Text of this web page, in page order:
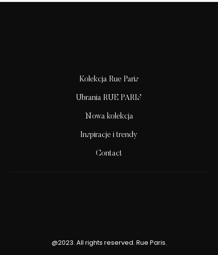
Kolekcja Rue Paris
Ubrania RUE PARIS
Nowa kolekcja
Inspiracje i trendy
Contact
@2023. All rights reserved. Rue Paris.